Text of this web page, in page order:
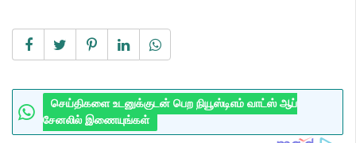
செய்திகளை உடனுக்குடன் பெற நியூஸ்டிஎம் வாட்ஸ் ஆப்
சேனலில் இணையுங்கள்